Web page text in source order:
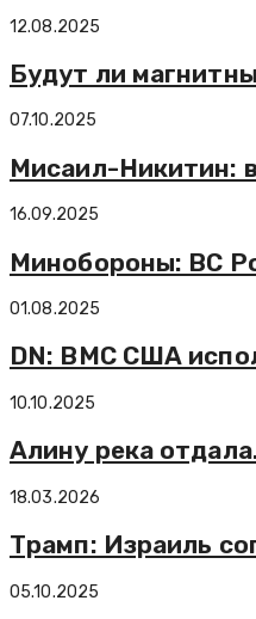
12.08.2025
Будут ли
07.10.2025
Мисаил-Никитин:
16.09.2025
Минобороны: ВС
01.08.2025
DN: ВМС США
10.10.2025
Алину река
18.03.2026
Трамп: Израиль
05.10.2025